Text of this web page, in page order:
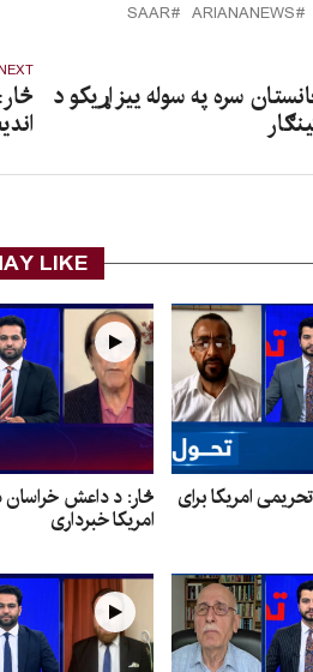
ARIANANEWS
SAAR
سره په سوله ییز اړیکو د
LIKE
امریکا برای څار: د داعش خراسان
امریکا خبرداری